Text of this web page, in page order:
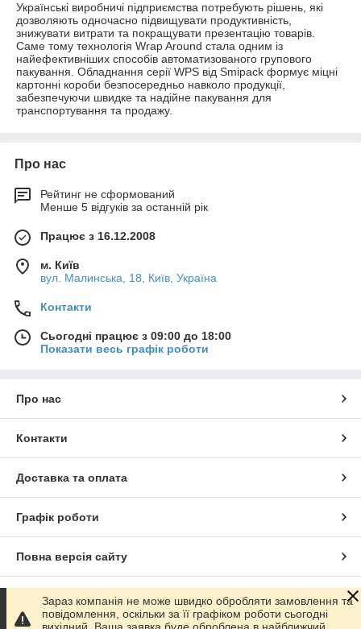
Українські виробничі підприємства потребують рішень, які
дозволяють одночасно підвищувати продуктивність,
знижувати витрати та покращувати презентацію товарів.
Саме тому технологія Wrap Around стала одним із
найефективніших способів автоматизованого групового
пакування. Обладнання серії WPS від Smipack формує міцні
картонні короби безпосередньо навколо продукції,
забезпечуючи швидке та надійне пакування для
транспортування та продажу.
Про нас
Рейтинг не сформований
Менше 5 відгуків за останній рік
Працює з 16.12.2008
м. Київ
вул. Малинська, 18, Київ, Україна
Контакти
Сьогодні працює з 09:00 до 18:00
Показати весь графік роботи
Про нас
Контакти
Доставка та оплата
Графік роботи
Повна версія сайту
Сайт створено на маркетплейсі Prom.ua
Зараз компанія не може швидко обробляти замовлення та
повідомлення, оскільки за її графіком роботи сьогодні